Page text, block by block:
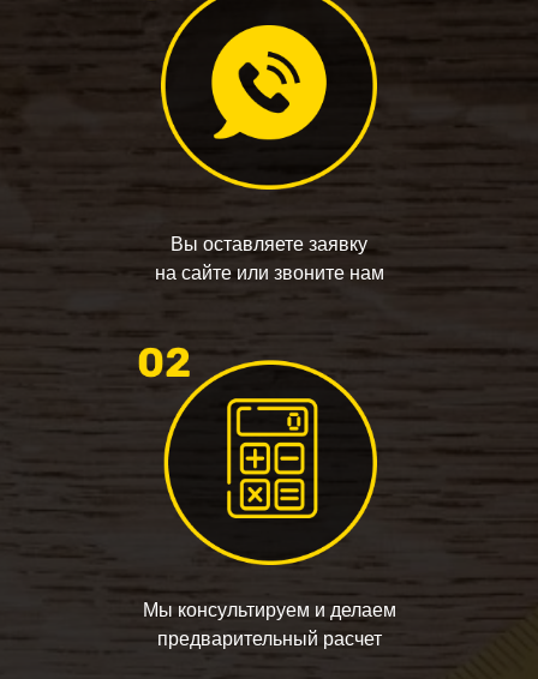
Вы оставляете заявку
на сайте или звоните нам
Мы консультируем и делаем
предварительный расчет